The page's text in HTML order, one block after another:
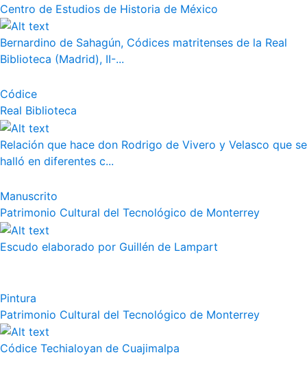
Centro de Estudios de Historia de México
Bernardino de Sahagún, Códices matritenses de la Real
Biblioteca (Madrid), II-...
Códice
Real Biblioteca
Relación que hace don Rodrigo de Vivero y Velasco que se
halló en diferentes c...
Manuscrito
Patrimonio Cultural del Tecnológico de Monterrey
Escudo elaborado por Guillén de Lampart
Pintura
Patrimonio Cultural del Tecnológico de Monterrey
Códice Techialoyan de Cuajimalpa